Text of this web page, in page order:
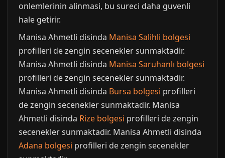
onlemlerinin alinmasi, bu sureci daha guvenli
hale getirir.
Manisa Ahmetli disinda Manisa Salihli bolgesi
profilleri de zengin secenekler sunmaktadir.
Manisa Ahmetli disinda Manisa Saruhanlı bolgesi
profilleri de zengin secenekler sunmaktadir.
Manisa Ahmetli disinda Bursa bolgesi profilleri
de zengin secenekler sunmaktadir. Manisa
Ahmetli disinda Rize bolgesi profilleri de zengin
secenekler sunmaktadir. Manisa Ahmetli disinda
Adana bolgesi profilleri de zengin secenekler